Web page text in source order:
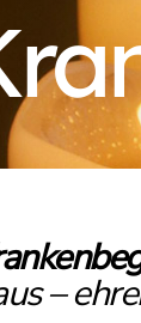
–